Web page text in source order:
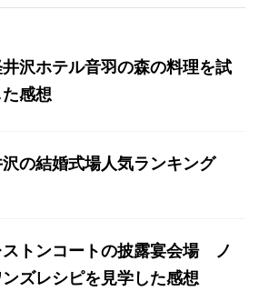
井沢ホテル音羽の森の料理を試
感想
の結婚式場人気ランキング
ストンコートの披露宴会場 ノ
ズレシピを見学した感想